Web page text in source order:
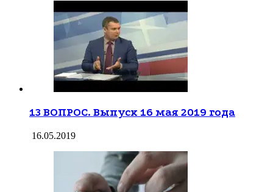
13 ВОПРОС. Выпуск 16 мая 2019 года
16.05.2019